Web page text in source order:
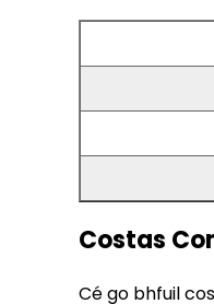
Costas
Cé go bhfuil